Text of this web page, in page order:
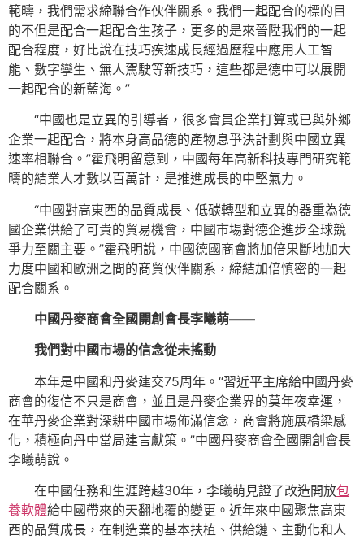
範疇，我們需求締聯合作伙伴關系。我們一起配合的標的目
的不但是配合一起配合生孩子，更多的是來晉陞我們的一起
配合程度，好比說在技巧疾速成長經過歷程中應用人工智
能、數字孿生、無人駕駛等新技巧，這些都是德中可以展開
一起配合的新藍海。”
“中國也是立異的引導者，很多會員企業打算或已與外鄉
企業一起配合，將本身高品德的產物息爭決計劃與中國立異
速率相聯合。”霍飛明留意到，中國每年高新科技專門研究範
疇的結業人才數以百萬計，是推進成長的中堅氣力。
“中國對高東西的品質成長、低碳轉型和立異的器重為德
國企業供給了可貴的貿易機會，中國市場對德企進步全球競
爭力至關主要。”霍飛明說，中國德國商會將加倍果斷地加大
力度中國和歐洲之間的商貿伙伴關系，締結加倍慎密的一起
配合關系。
中國丹麥商會全國開創會長李曦萌——
我們對中國市場的信念從未搖動
本年是中國和丹麥建交75周年。“習近平主席給中國丹麥
商會的復信不只是商會，並且是丹麥企業界的莫年夜幸運，
在華丹麥企業對深耕中國市場佈滿信念，商會將施展橋梁感
化，積極向丹中當局建言獻策。”中國丹麥商會全國開創會長
李曦萌說。
在中國任務和生涯跨越30年，李曦萌見證了改造開放包
養軟體給中國帶來的天翻地覆的變更。近年來中國聚焦高東
西的品質成長，在制造業的基本扶植、供給鏈、主動化和人